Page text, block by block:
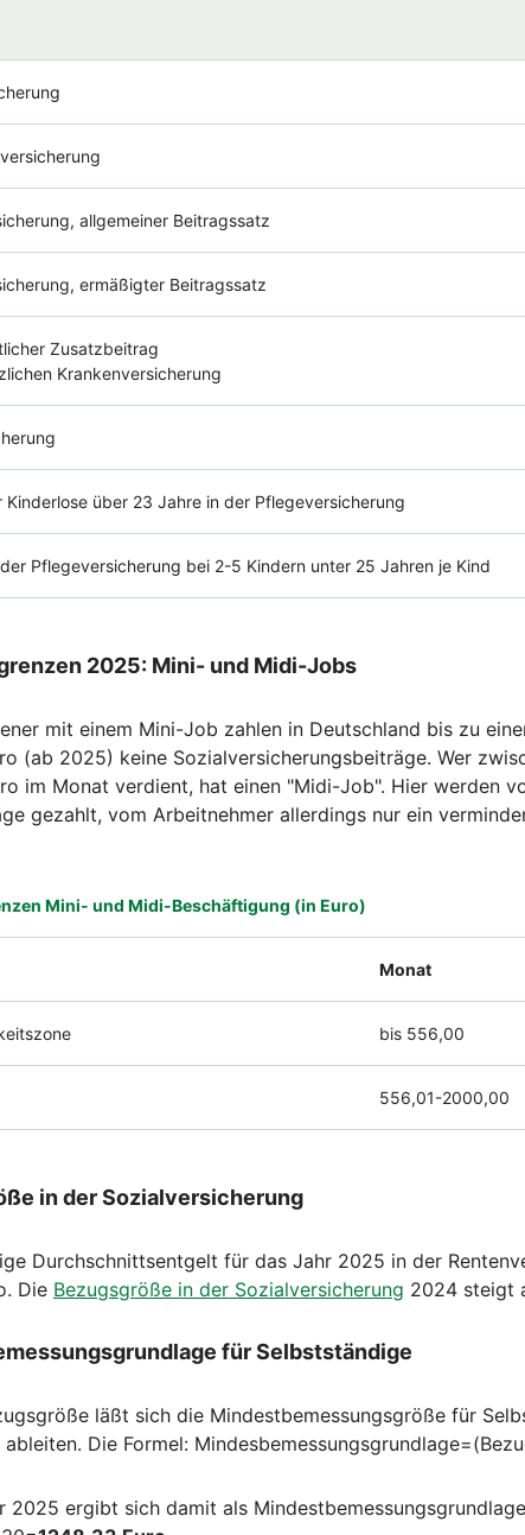
allgemeiner Beitragssatz
ermäßigter Beitragssatz
Zusatzbeitrag
Krankenversicherung
Kinderlose über 23 Jahre in der Pflegeversicherung
Pflegeversicherung bei 2-5 Kindern unter 25 Jahren je Kind
2025: Mini- und Midi-Jobs
mit einem Mini-Job zahlen in Deutschland bis zu
(ab 2025) keine Sozialversicherungsbeiträge. Wer
im Monat verdient, hat einen "Midi-Job". Hier werden
gezahlt, vom Arbeitnehmer allerdings nur ein
Mini- und Midi-Beschäftigung (in Euro)
Monat
bis 556,00
556,01-2000,00
in der Sozialversicherung
Durchschnittsentgelt für das Jahr 2025 in der
Die Bezugsgröße in der Sozialversicherung 2024 steigt
für Selbstständige
läßt sich die Mindestbemessungsgröße für
ableiten. Die Formel:
2025 ergibt sich damit als